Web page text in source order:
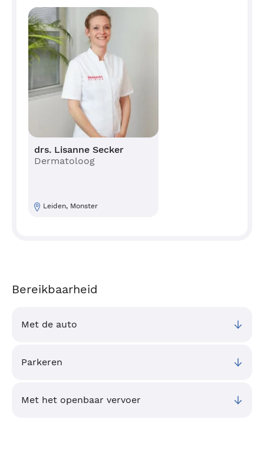
drs. Lisanne Secker
Dermatoloog
Leiden, Monster
Bereikbaarheid
Met de auto
Parkeren
Met het openbaar vervoer